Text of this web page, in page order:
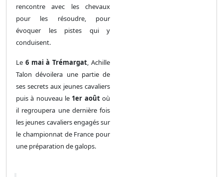
rencontre avec les chevaux
pour les résoudre, pour
évoquer les pistes qui y
conduisent.
Le 6 mai à Trémargat, Achille
Talon dévoilera une partie de
ses secrets aux jeunes cavaliers
puis à nouveau le 1er aoûtoù
il regroupera une dernière fois
les jeunes cavaliers engagés sur
le championnat de France pour
une préparation de galops.